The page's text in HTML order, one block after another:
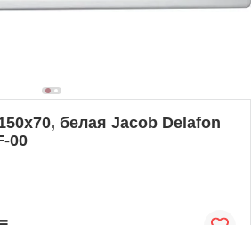
белая Jacob Delafon
00